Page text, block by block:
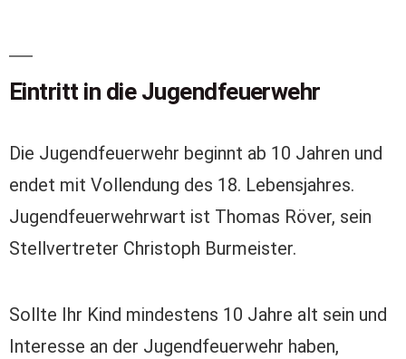
Eintritt in die Jugendfeuerwehr
Die Jugendfeuerwehr beginnt ab 10 Jahren und
endet mit Vollendung des 18. Lebensjahres.
Jugendfeuerwehrwart ist Thomas Röver, sein
Stellvertreter Christoph Burmeister.
Sollte Ihr Kind mindestens 10 Jahre alt sein und
Interesse an der Jugendfeuerwehr haben,